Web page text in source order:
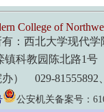
College of
有：西北大学现代学
镇科教园陈北路1
办） 029-81555892
公安机关备案号：